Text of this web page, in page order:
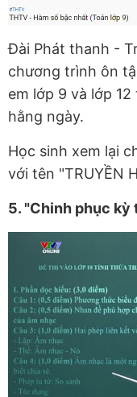
Đài Phát thanh -
chương trình ôn
em lớp 9 và lớp
hằng ngày.
Học sinh xem lại
với tên "TRUYỀN
5. "Chinh phục kỳ